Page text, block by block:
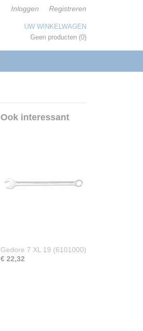
Inloggen Registreren
UW WINKELWAGEN
Geen producten (0)
Ook interessant
Gedore 7 XL 19 (6101000)
€ 22,32